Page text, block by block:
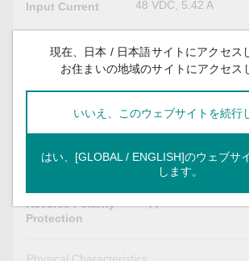
Input Current 48 VDC, 5.42 A
Inputs
Inrush Current
Max. 0.8 A @ 48
Current
Reverse Polarity
Protection
現在、日本 / 日本語サイトにアクセス
お住まいの地域のサイトにアクセス
いいえ、このウェブサイトを続行
はい、[GLOBAL / ENGLISH]のウェブサ
します。